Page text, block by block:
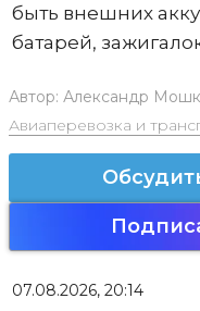
быть внешних
батарей,
Автор: Александр
Авиаперевозка и
07.08.2026, 20:14